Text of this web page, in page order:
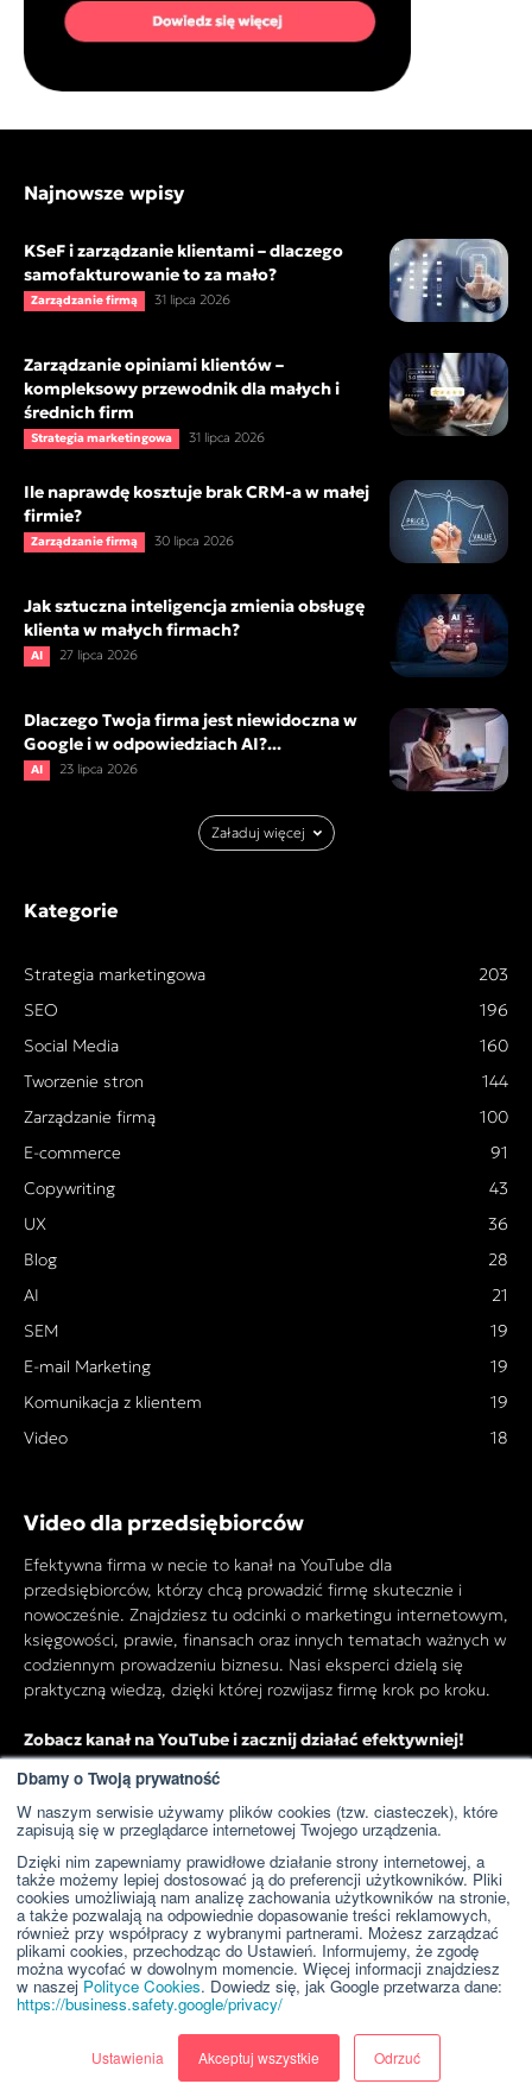
Dbamy o Twoją prywatność
W naszym serwisie używamy plików cookies (tzw. ciasteczek), które
zapisują się w przeglądarce internetowej Twojego urządzenia.
Dzięki nim zapewniamy prawidłowe działanie strony internetowej, a
także możemy lepiej dostosować ją do preferencji użytkowników. Pliki
cookies umożliwiają nam analizę zachowania użytkowników na stronie,
a także pozwalają na odpowiednie dopasowanie treści reklamowych,
również przy współpracy z wybranymi partnerami. Możesz zarządzać
plikami cookies, przechodząc do Ustawień. Informujemy, że zgodę
można wycofać w dowolnym momencie. Więcej informacji znajdziesz
w naszejPolityce Cookies. Dowiedz się, jak Google przetwarza dane:
https://business.safety.google/privacy/
Ustawienia Akceptuj wszystkie Odrzuć
Najnowsze wpisy
KSeF i zarządzanie klientami – dlaczego
samofakturowanie to za mało?
Zarządzanie firmą 31 lipca 2026
Zarządzanie opiniami klientów –
kompleksowy przewodnik dla małych i
średnich firm
Strategia marketingowa 31 lipca 2026
Ile naprawdę kosztuje brak CRM-a w małej
firmie?
Zarządzanie firmą 30 lipca 2026
Jak sztuczna inteligencja zmienia obsługę
klienta w małych firmach?
AI 27 lipca 2026
Dlaczego Twoja firma jest niewidoczna w
Google i w odpowiedziach AI?...
AI 23 lipca 2026
Załaduj więcej
Kategorie
Strategia marketingowa
203
SEO
196
Social Media
160
Tworzenie stron
144
Zarządzanie firmą
100
E-commerce
91
Copywriting
43
UX
36
Blog
28
AI
21
SEM
19
E-mail Marketing
19
Komunikacja z klientem
19
Video
18
Video dla przedsiębiorców
Efektywna firma w necie to kanał na YouTube dla
przedsiębiorców, którzy chcą prowadzić firmę skutecznie i
nowocześnie. Znajdziesz tu odcinki o marketingu internetowym,
księgowości, prawie, finansach oraz innych tematach ważnych w
codziennym prowadzeniu biznesu. Nasi eksperci dzielą się
praktyczną wiedzą, dzięki której rozwijasz firmę krok po kroku.
Zobacz kanał na YouTube i zacznij działać efektywniej!
Przejdź do kanału YouTube
Copyright © 2024 WeNet